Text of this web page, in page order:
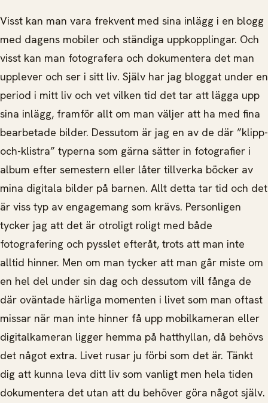
Visst kan man vara frekvent med sina inlägg i en blogg
med dagens mobiler och ständiga uppkopplingar. Och
visst kan man fotografera och dokumentera det man
upplever och ser i sitt liv. Själv har jag bloggat under en
period i mitt liv och vet vilken tid det tar att lägga upp
sina inlägg, framför allt om man väljer att ha med fina
bearbetade bilder. Dessutom är jag en av de där ”klipp-
och-klistra” typerna som gärna sätter in fotografier i
album efter semestern eller låter tillverka böcker av
mina digitala bilder på barnen. Allt detta tar tid och det
är viss typ av engagemang som krävs. Personligen
tycker jag att det är otroligt roligt med både
fotografering och pysslet efteråt, trots att man inte
alltid hinner. Men om man tycker att man går miste om
en hel del under sin dag och dessutom vill fånga de
där oväntade härliga momenten i livet som man oftast
missar när man inte hinner få upp mobilkameran eller
digitalkameran ligger hemma på hatthyllan, då behövs
det något extra. Livet rusar ju förbi som det är. Tänkt
dig att kunna leva ditt liv som vanligt men hela tiden
dokumentera det utan att du behöver göra något själv.